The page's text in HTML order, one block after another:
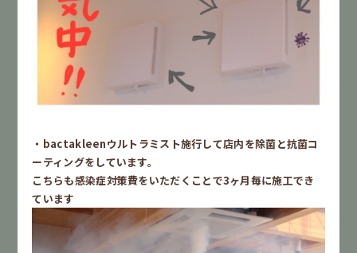
・bactakleenウルトラミスト施行して店内を除菌と抗菌コ
ーティングをしています。
こちらも感染症対策費をいただくことで3ヶ月毎に施工でき
ています